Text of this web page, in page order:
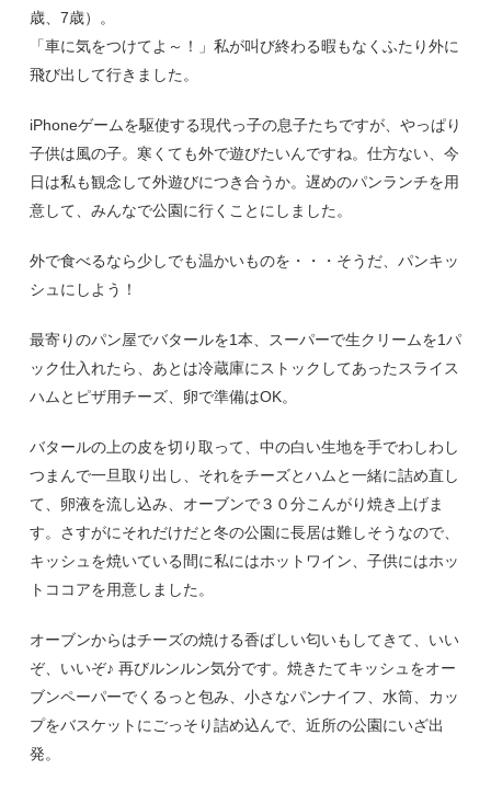
歳、7歳）。
「車に気をつけてよ～！」私が叫び終わる暇もなくふたり外に
飛び出して行きました。
iPhoneゲームを駆使する現代っ子の息子たちですが、やっぱり
子供は風の子。寒くても外で遊びたいんですね。仕方ない、今
日は私も観念して外遊びにつき合うか。遅めのパンランチを用
意して、みんなで公園に行くことにしました。
外で食べるなら少しでも温かいものを・・・そうだ、パンキッ
シュにしよう！
最寄りのパン屋でバタールを1本、スーパーで生クリームを1パ
ック仕入れたら、あとは冷蔵庫にストックしてあったスライス
ハムとピザ用チーズ、卵で準備はOK。
バタールの上の皮を切り取って、中の白い生地を手でわしわし
つまんで一旦取り出し、それをチーズとハムと一緒に詰め直し
て、卵液を流し込み、オーブンで３０分こんがり焼き上げま
す。さすがにそれだけだと冬の公園に長居は難しそうなので、
キッシュを焼いている間に私にはホットワイン、子供にはホッ
トココアを用意しました。
オーブンからはチーズの焼ける香ばしい匂いもしてきて、いい
ぞ、いいぞ♪ 再びルンルン気分です。焼きたてキッシュをオー
ブンペーパーでくるっと包み、小さなパンナイフ、水筒、カッ
プをバスケットにごっそり詰め込んで、近所の公園にいざ出
発。